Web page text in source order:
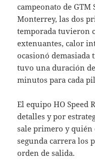
campeonato de
Monterrey, las dos
temporada tuvieron
extenuantes, calor
ocasionó demasiada
tuvo una duración
minutos para cada
El equipo HO Speed
detalles y por
sale primero y
segunda carrera los
orden de salida.